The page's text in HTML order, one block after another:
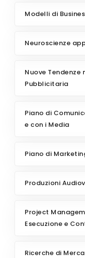
Modelli di
Neuroscienze
Nuove Tendenze
Pubblicitaria
Piano di
e con i Media
Piano di
Produzioni
Project
Esecuzione e
Ricerche di